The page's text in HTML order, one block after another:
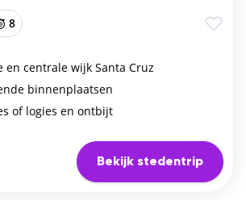
8
en centrale wijk Santa Cruz
binnenplaatsen
of logies en ontbijt
Bekijk stedentrip